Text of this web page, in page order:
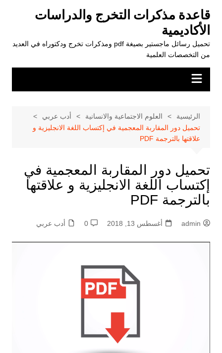
المحتوى
قاعدة مذكرات التخرج والدراسات
الأكاديمية
تحميل رسائل ماجستير بصيغة pdf ومذكرات تخرج ودكتوراه في العديد
من التخصصات العلمية
الرئيسية العلوم الاجتماعية والانسانية
أدب عربي
تحميل دور المقاربة المعجمية في إكتساب اللغة الانجليزية و
علاقتها بالترجمة PDF
تحميل دور المقاربة المعجمية في
إكتساب اللغة الانجليزية و علاقتها
بالترجمة PDF
admin أغسطس 13, 2018 0 أدب عربي